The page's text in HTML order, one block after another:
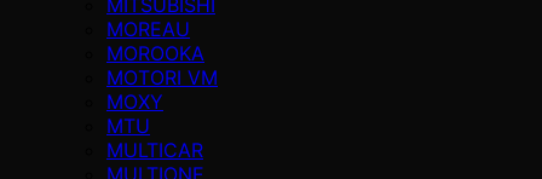
MOREAU
MOROOKA
MOTORI VM
MOXY
MTU
MULTICAR
MULTIONE